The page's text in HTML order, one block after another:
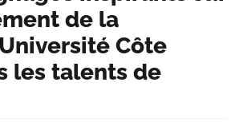
de la
Côte
les talents de